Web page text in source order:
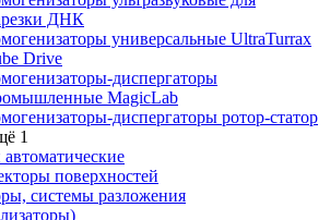
ДНК
универсальные UltraTurrax
Drive
диспергаторы
MagicLab
диспергаторы ротор-статор
1
автоматические
поверхностей
системы разложения